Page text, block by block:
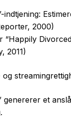
indtjening:
2000)
“Happily
2011)
genererer et